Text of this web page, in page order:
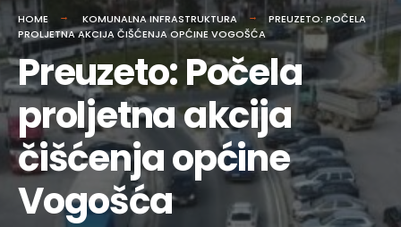
HOME KOMUNALNA INFRASTRUKTURA
PREUZETO: POČELA
PROLJETNA AKCIJA ČIŠĆENJA OPĆINE VOGOŠĆA
Preuzeto: Počela
proljetna akcija
čišćenja općine
Vogošća